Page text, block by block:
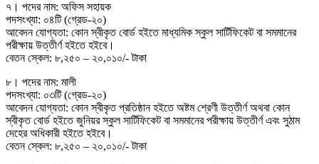
৭। পদের নাম: অফিস সহায়ক
পদসংখ্যা: ০৪টি (গ্রেড-২০)
আবেদন যোগ্যতা: কোন স্বীকৃত বাের্ড হইতে মাধ্যমিক স্কুল সার্টিফিকেট বা সমমানের
পরীক্ষায় উত্তীর্ণ হইতে হইবে।
বেতন স্কেল: ৮,২৫০ – ২০,০১০/- টাকা
৮। পদের নাম: মালী
পদসংখ্যা: ০৩টি (গ্রেড-২০)
আবেদন যোগ্যতা: কোন স্বীকৃত প্রতিষ্ঠান হইতে অষ্টম শ্রেণী উত্তীর্ণ অথবা কোন
স্বীকৃত বাের্ড হইতে জুনিয়র স্কুল সার্টিফিকেট বা সমমানের পরীক্ষায় উত্তীর্ণ এবং সুঠাম
দেহের অধিকারী হইতে হইবে।
বেতন স্কেল: ৮,২৫০ – ২০,০১০/- টাকা